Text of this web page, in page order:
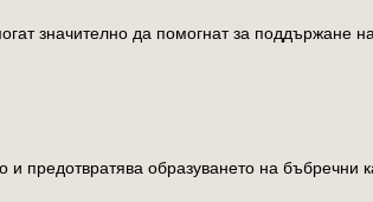
значително да помогнат за поддържане
предотвратява образуването на бъбречни